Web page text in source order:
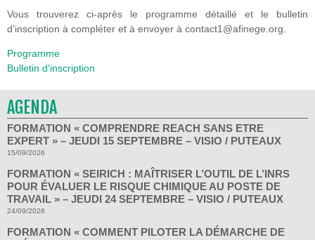
Vous trouverez ci-après le programme détaillé et le bulletin
d’inscription à compléter et à envoyer à contact1@afinege.org.
Programme
Bulletin d'inscription
AGENDA
FORMATION « COMPRENDRE REACH SANS ETRE
EXPERT » – JEUDI 15 SEPTEMBRE – VISIO / PUTEAUX
15/09/2026
FORMATION « SEIRICH : MAÎTRISER L’OUTIL DE L’INRS
POUR ÉVALUER LE RISQUE CHIMIQUE AU POSTE DE
TRAVAIL » – JEUDI 24 SEPTEMBRE – VISIO / PUTEAUX
24/09/2026
FORMATION « COMMENT PILOTER LA DÉMARCHE DE